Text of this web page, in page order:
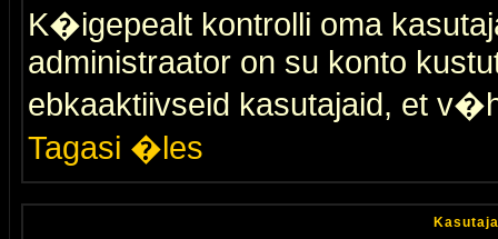
K�igepealt kontrolli oma
administraator on su konto
ebkaaktiivseid kasutajaid, et
Tagasi �les